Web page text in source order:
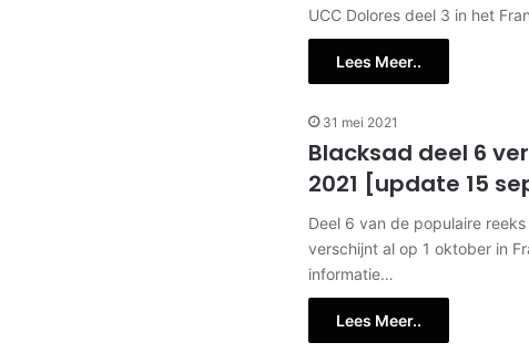
UCC Dolores deel 3 in het
Lees Meer..
31 mei 2021
Blacksad deel 6
2021 [update 15
Deel 6 van de populaire
verschijnt al op 1 oktober in
informatie…
Lees Meer..